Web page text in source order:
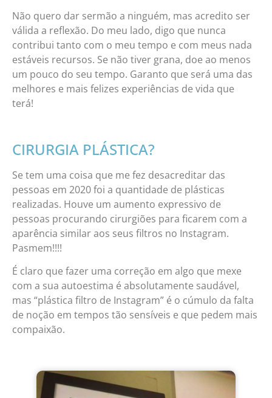
Não quero dar sermão a ninguém, mas acredito ser
válida a reflexão. Do meu lado, digo que nunca
contribui tanto com o meu tempo e com meus nada
estáveis recursos. Se não tiver grana, doe ao menos
um pouco do seu tempo. Garanto que será uma das
melhores e mais felizes experiências de vida que
terá!
CIRURGIA PLÁSTICA?
Se tem uma coisa que me fez desacreditar das
pessoas em 2020 foi a quantidade de plásticas
realizadas. Houve um aumento expressivo de
pessoas procurando cirurgiões para ficarem com a
aparência similar aos seus filtros no Instagram.
Pasmem!!!!
É claro que fazer uma correção em algo que mexe
com a sua autoestima é absolutamente saudável,
mas “plástica filtro de Instagram” é o cúmulo da falta
de noção em tempos tão sensíveis e que pedem mais
compaixão.